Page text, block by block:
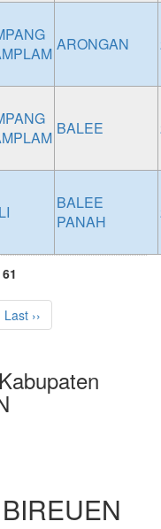
ARONGAN
BALEE
BALEE
PANAH
Last ››